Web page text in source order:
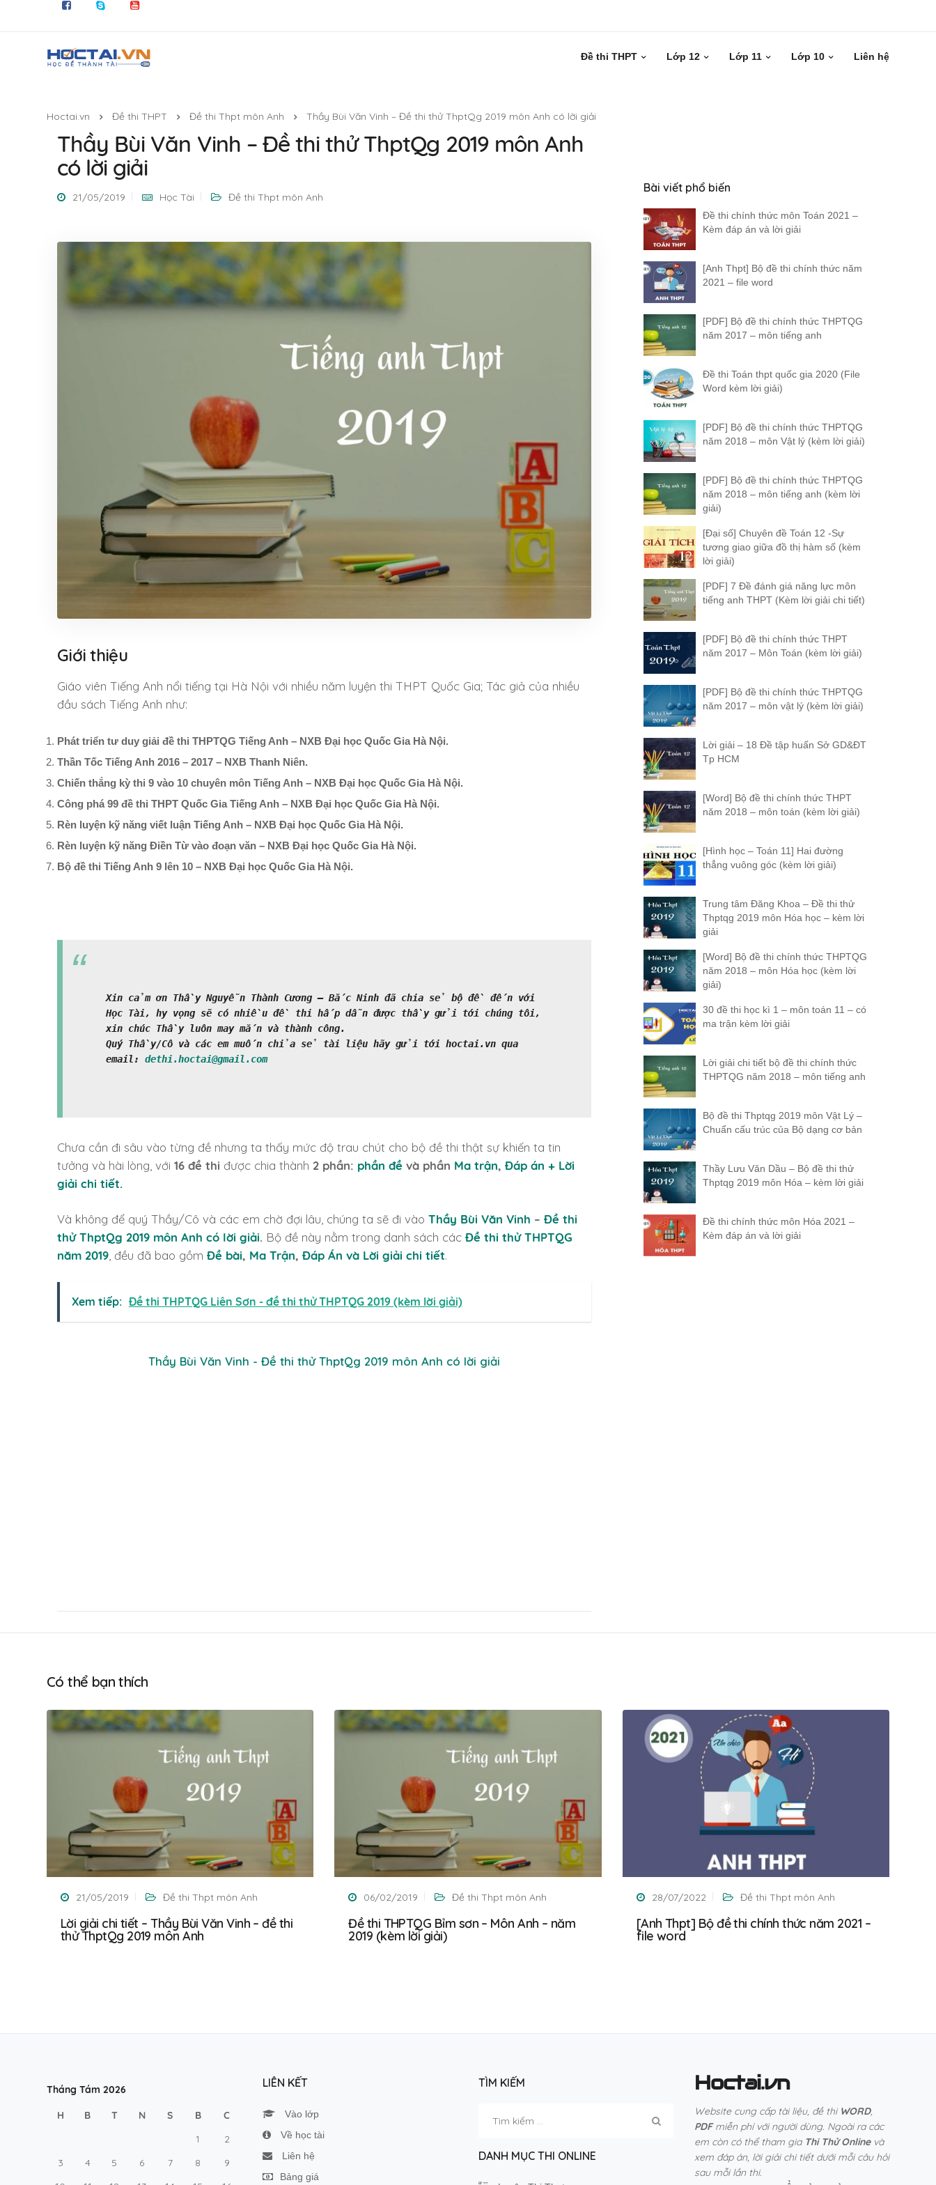
Đề thi THPT Lớp 12 Lớp 11 Lớp 10 Liên hệ
Hoctai.vn Đề thi THPT Đề thi Thpt môn Anh Thầy Bùi Văn Vinh – Đề thi thử ThptQg 2019 môn Anh có lời giải
Thầy Bùi Văn Vinh – Đề thi thử ThptQg 2019 môn Anh
có lời giải
21/05/2019 Học Tài Đề thi Thpt môn Anh
Giới thiệu
Giáo viên Tiếng Anh nổi tiếng tại Hà Nội với nhiều năm luyện thi THPT Quốc Gia; Tác giả của nhiều
đầu sách Tiếng Anh như:
Phát triển tư duy giải đề thi THPTQG Tiếng Anh – NXB Đại học Quốc Gia Hà Nội.
Thần Tốc Tiếng Anh 2016 – 2017 – NXB Thanh Niên.
Chiến thắng kỳ thi 9 vào 10 chuyên môn Tiếng Anh – NXB Đại học Quốc Gia Hà Nội.
Công phá 99 đề thi THPT Quốc Gia Tiếng Anh – NXB Đại học Quốc Gia Hà Nội.
Rèn luyện kỹ năng viết luận Tiếng Anh – NXB Đại học Quốc Gia Hà Nội.
Rèn luyện kỹ năng Điền Từ vào đoạn văn – NXB Đại học Quốc Gia Hà Nội.
Bộ đề thi Tiếng Anh 9 lên 10 – NXB Đại học Quốc Gia Hà Nội.
Xin cảm ơn Thầy Nguyễn Thành Cương – Bắc Ninh đã chia sẻ bộ đề đến với
Học Tài, hy vọng sẽ có nhiều đề thi hấp dẫn được thầy gửi tới chúng tôi,
xin chúc Thầy luôn may mắn và thành công.
Quý Thầy/Cô và các em muốn chỉa sẻ tài liệu hãy gửi tới hoctai.vn qua
email: dethi.hoctai@gmail.com
Chưa cần đi sâu vào từng đề nhưng ta thấy mức độ trau chút cho bộ đề thi thật sự khiến ta tin
tưởng và hài lòng, với 16 đề thi được chia thành 2 phần: phần đề và phần Ma trận, Đáp án + Lời
giải chi tiết.
Và không để quý Thầy/Cô và các em chờ đợi lâu, chúng ta sẽ đi vào Thầy Bùi Văn Vinh – Đề thi
thử ThptQg 2019 môn Anh có lời giải. Bộ đề này nằm trong danh sách các Đề thi thử THPTQG
năm 2019 , đều đã bao gồm Đề bài, Ma Trận, Đáp Án và Lời giải chi tiết.
Xem tiếp: Đề thi THPTQG Liên Sơn - đề thi thử THPTQG 2019 (kèm lời giải)
Thầy Bùi Văn Vinh - Đề thi thử ThptQg 2019 môn Anh có lời giải
Bài viết phổ biến
Đề thi chính thức môn Toán 2021 –
Kèm đáp án và lời giải
[Anh Thpt] Bộ đề thi chính thức năm
2021 – file word
[PDF] Bộ đề thi chính thức THPTQG
năm 2017 – môn tiếng anh
Đề thi Toán thpt quốc gia 2020 (File
Word kèm lời giải)
[PDF] Bộ đề thi chính thức THPTQG
năm 2018 – môn Vật lý (kèm lời giải)
[PDF] Bộ đề thi chính thức THPTQG
năm 2018 – môn tiếng anh (kèm lời
giải)
[Đại số] Chuyên đề Toán 12 -Sự
tương giao giữa đồ thị hàm số (kèm
lời giải)
[PDF] 7 Đề đánh giá năng lực môn
tiếng anh THPT (Kèm lời giải chi tiết)
[PDF] Bộ đề thi chính thức THPT
năm 2017 – Môn Toán (kèm lời giải)
[PDF] Bộ đề thi chính thức THPTQG
năm 2017 – môn vật lý (kèm lời giải)
Lời giải – 18 Đề tập huấn Sở GD&ĐT
Tp HCM
[Word] Bộ đề thi chính thức THPT
năm 2018 – môn toán (kèm lời giải)
[Hình học – Toán 11] Hai đường
thẳng vuông góc (kèm lời giải)
Trung tâm Đăng Khoa – Đề thi thử
Thptqg 2019 môn Hóa học – kèm lời
giải
[Word] Bộ đề thi chính thức THPTQG
năm 2018 – môn Hóa học (kèm lời
giải)
30 đề thi học kì 1 – môn toán 11 – có
ma trận kèm lời giải
Lời giải chi tiết bộ đề thi chính thức
THPTQG năm 2018 – môn tiếng anh
Bộ đề thi Thptqg 2019 môn Vật Lý –
Chuẩn cấu trúc của Bộ dạng cơ bản
Thầy Lưu Văn Dầu – Bộ đề thi thử
Thptqg 2019 môn Hóa – kèm lời giải
Đề thi chính thức môn Hóa 2021 –
Kèm đáp án và lời giải
Có thể bạn thích
21/05/2019 Đề thi Thpt môn Anh
Lời giải chi tiết – Thầy Bùi Văn Vinh – đề thi
thử ThptQg 2019 môn Anh
06/02/2019 Đề thi Thpt môn Anh
Đề thi THPTQG Bỉm sơn – Môn Anh – năm
2019 (kèm lời giải)
28/07/2022 Đề thi Thpt môn Anh
[Anh Thpt] Bộ đề thi chính thức năm 2021 –
file word
Tháng Tám 2026
H B T N S B
C
1
2
3
4 5 6 7 8
9
LIÊN KẾT
Vào lớp
Về học tài
Liên hệ
Bảng giá
TÌM KIẾM
kiếm
DANH MỤC THI ONLINE
Hoctai.vn
Website cung cấp tài liệu, đề thi WORD,
PDFmiễn phí với người dùng. Ngoài ra các
em còn có thể tham gia Thi Thử Onlinevà
xem đáp án, lời giải chi tiết dưới mỗi câu hỏi
sau mỗi lần thi.